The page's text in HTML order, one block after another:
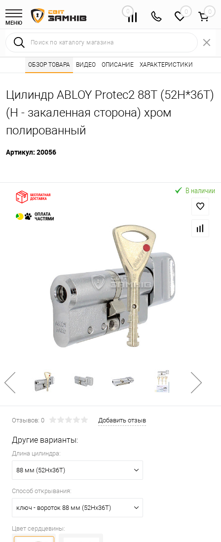
МЕНЮ
0 0
Интернет магазин замков Каталог товаров ⭐ • Сердцевины
Цилиндр ABLOY Protec2 88T (52H*36T)
(H - закаленная сторона) хром
полированный
Артикул: 20056
ОБЗОР ТОВАРА ВИДЕО ОПИСАНИЕ ХАРАКТЕРИСТИКИ
Отзывов: 0 Добавить отзыв
Другие варианты:
Длина цилиндра:
88 мм (52Hx36T)
Способ открывания:
ключ - вороток 88 мм (52Hx36T)
Цвет сердцевины:
В наличии